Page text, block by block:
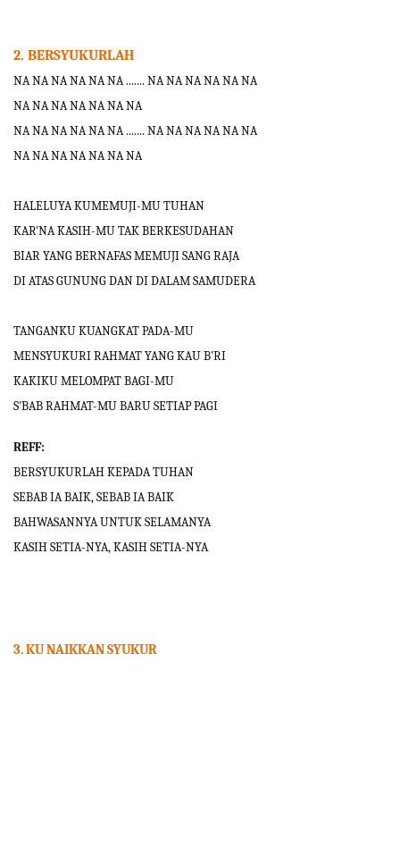
2. BERSYUKURLAH
NA NA NA NA NA NA ....... NA NA NA NA NA NA
NA NA NA NA NA NA NA
NA NA NA NA NA NA ....... NA NA NA NA NA NA
NA NA NA NA NA NA NA
HALELUYA KUMEMUJI-MU TUHAN
KAR'NA KASIH-MU TAK BERKESUDAHAN
BIAR YANG BERNAFAS MEMUJI SANG RAJA
DI ATAS GUNUNG DAN DI DALAM SAMUDERA
TANGANKU KUANGKAT PADA-MU
MENSYUKURI RAHMAT YANG KAU B'RI
KAKIKU MELOMPAT BAGI-MU
S'BAB RAHMAT-MU BARU SETIAP PAGI
REFF:
BERSYUKURLAH KEPADA TUHAN
SEBAB IA BAIK, SEBAB IA BAIK
BAHWASANNYA UNTUK SELAMANYA
KASIH SETIA-NYA, KASIH SETIA-NYA
3.KU NAIKKAN SYUKUR